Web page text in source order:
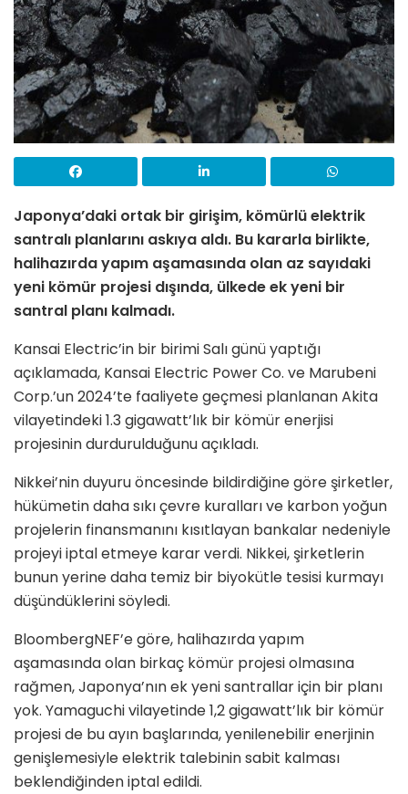
Japonya’daki ortak bir girişim, kömürlü elektrik
santralı planlarını askıya aldı. Bu kararla birlikte,
halihazırda yapım aşamasında olan az sayıdaki
yeni kömür projesi dışında, ülkede ek yeni bir
santral planı kalmadı.
Kansai Electric’in bir birimi Salı günü yaptığı
açıklamada, Kansai Electric Power Co. ve Marubeni
Corp.’un 2024’te faaliyete geçmesi planlanan Akita
vilayetindeki 1.3 gigawatt’lık bir kömür enerjisi
projesinin durdurulduğunu açıkladı.
Nikkei’nin duyuru öncesinde bildirdiğine göre şirketler,
hükümetin daha sıkı çevre kuralları ve karbon yoğun
projelerin finansmanını kısıtlayan bankalar nedeniyle
projeyi iptal etmeye karar verdi. Nikkei, şirketlerin
bunun yerine daha temiz bir biyokütle tesisi kurmayı
düşündüklerini söyledi.
BloombergNEF’e göre, halihazırda yapım
aşamasında olan birkaç kömür projesi olmasına
rağmen, Japonya’nın ek yeni santrallar için bir planı
yok. Yamaguchi vilayetinde 1,2 gigawatt’lık bir kömür
projesi de bu ayın başlarında, yenilenebilir enerjinin
genişlemesiyle elektrik talebinin sabit kalması
beklendiğinden iptal edildi.